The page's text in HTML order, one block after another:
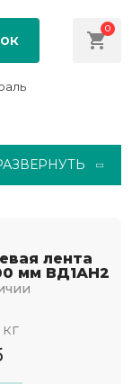
0
лента
мм ВД1АН2